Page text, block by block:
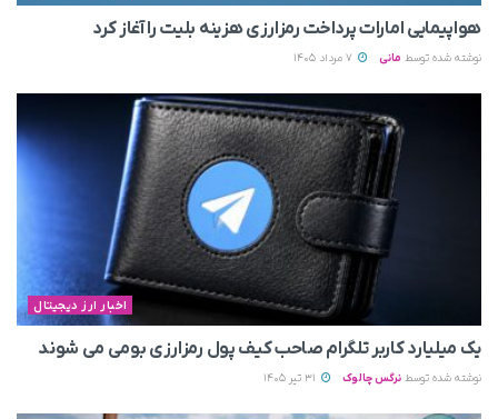
هواپیمایی امارات پرداخت رمزارزی هزینه بلیت را آغاز کرد
نوشته شده توسط مانی
اخبار ارز دیجیتال
یک میلیارد کاربر تلگرام صاحب کیف پول رمزارزی بومی می‌ شوند
نوشته شده توسط نرگس چالوک